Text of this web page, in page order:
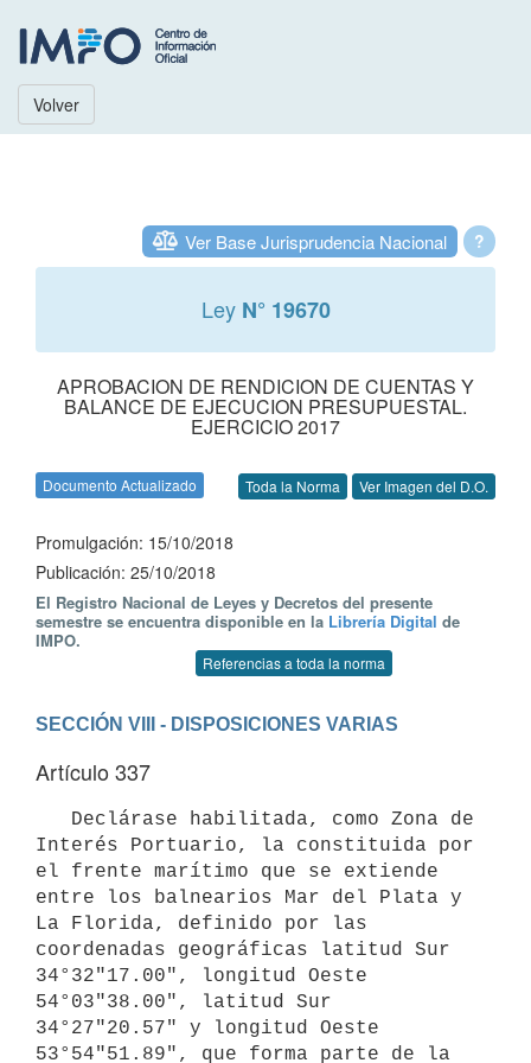
Volver
?
Ver Base Jurisprudencia Nacional
Ley N° 19670
APROBACION DE RENDICION DE CUENTAS Y
BALANCE DE EJECUCION PRESUPUESTAL.
EJERCICIO 2017
Documento Actualizado Toda la Norma Ver Imagen del D.O.
Promulgación: 15/10/2018
Publicación: 25/10/2018
El Registro Nacional de Leyes y Decretos del presente
semestre se encuentra disponible en la Librería Digital de
IMPO.
Referencias a toda la norma
SECCIÓN VIII - DISPOSICIONES VARIAS
Artículo 337
Interés Portuario, la constituida por
el frente marítimo que se extiende
entre los balnearios Mar del Plata y
La Florida, definido por las
coordenadas geográficas latitud Sur
34°32"17.00", longitud Oeste
54°03"38.00", latitud Sur
34°27"20.57" y longitud Oeste
53°54"51.89", que forma parte de la